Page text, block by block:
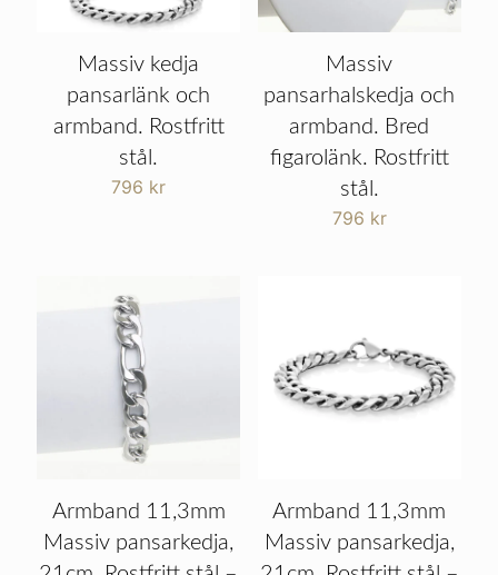
Massiv kedja
pansarlänk och
armband. Rostfritt
stål.
796 kr
Massiv
pansarhalskedja och
armband. Bred
figarolänk. Rostfritt
stål.
796 kr
Armband 11,3mm
Massiv pansarkedja,
Armband 11,3mm
Massiv pansarkedja,